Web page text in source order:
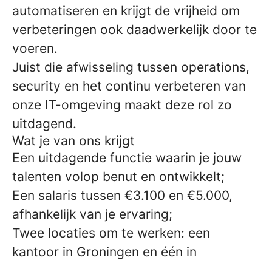
automatiseren en krijgt de vrijheid om
verbeteringen ook daadwerkelijk door te
voeren.
Juist die afwisseling tussen operations,
security en het continu verbeteren van
onze IT-omgeving maakt deze rol zo
uitdagend.
Wat je van ons krijgt
Een uitdagende functie waarin je jouw
talenten volop benut en ontwikkelt;
Een salaris tussen €3.100 en €5.000,
afhankelijk van je ervaring;
Twee locaties om te werken: een
kantoor in Groningen en één in